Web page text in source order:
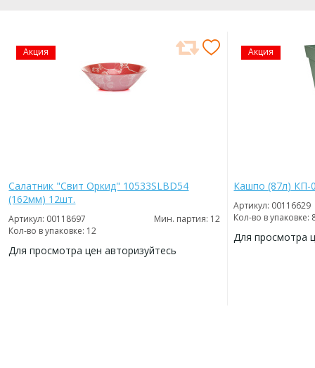
Акция
Салатник "Свит Оркид" 10533SLBD54
(162мм) 12шт.
Артикул: 00118697
Мин. партия: 12
Кол-во в упаковке: 12
Для просмотра цен авторизуйтесь
Акция
Кашпо (87л) КП-
Артикул: 00116629
Кол-во в упаковке:
Для просмотра